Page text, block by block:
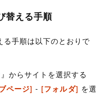
替える手順
る手順は以下のとおりで
』からサイトを選択する
ページ] - [フォルダ]
を選